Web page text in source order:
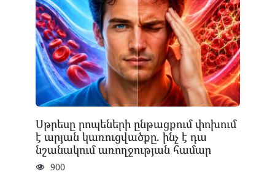
Սթրեսը րոպեների ընթացքում փոխում
է արյան կառուցվածքը. ինչ է դա
նշանակում առողջության համար
900